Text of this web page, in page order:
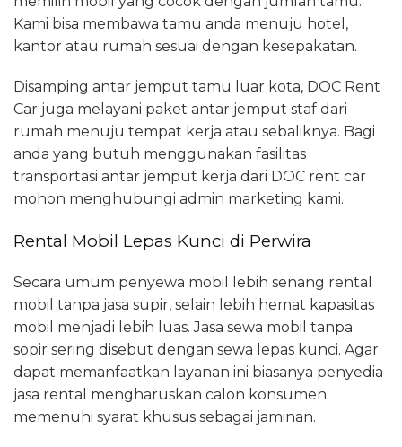
Kami bisa membawa tamu anda menuju hotel,
kantor atau rumah sesuai dengan kesepakatan.
Disamping antar jemput tamu luar kota, DOC Rent
Car juga melayani paket antar jemput staf dari
rumah menuju tempat kerja atau sebaliknya. Bagi
anda yang butuh menggunakan fasilitas
transportasi antar jemput kerja dari DOC rent car
mohon menghubungi admin marketing kami.
Rental Mobil Lepas Kunci di Perwira
Secara umum penyewa mobil lebih senang rental
mobil tanpa jasa supir, selain lebih hemat kapasitas
mobil menjadi lebih luas. Jasa sewa mobil tanpa
sopir sering disebut dengan sewa lepas kunci. Agar
dapat memanfaatkan layanan ini biasanya penyedia
jasa rental mengharuskan calon konsumen
memenuhi syarat khusus sebagai jaminan.